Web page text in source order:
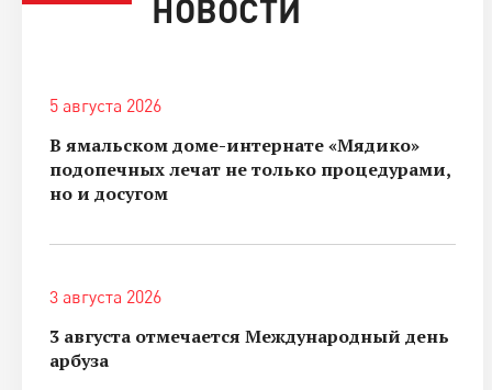
НОВОСТИ
5 августа 2026
В ямальском доме-интернате «Мядико»
подопечных лечат не только процедурами,
но и досугом
3 августа 2026
3 августа отмечается Международный день
арбуза